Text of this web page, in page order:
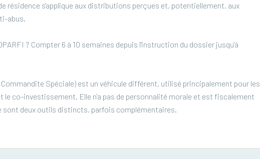
résidence s'applique aux distributions perçues et, potentiellement, aux
abus.
? Compter 6 à 10 semaines depuis l'instruction du dossier jusqu'à
Commandite Spéciale) est un véhicule différent, utilisé principalement pour les
le co-investissement. Elle n'a pas de personnalité morale et est fiscalement
sont deux outils distincts, parfois complémentaires.